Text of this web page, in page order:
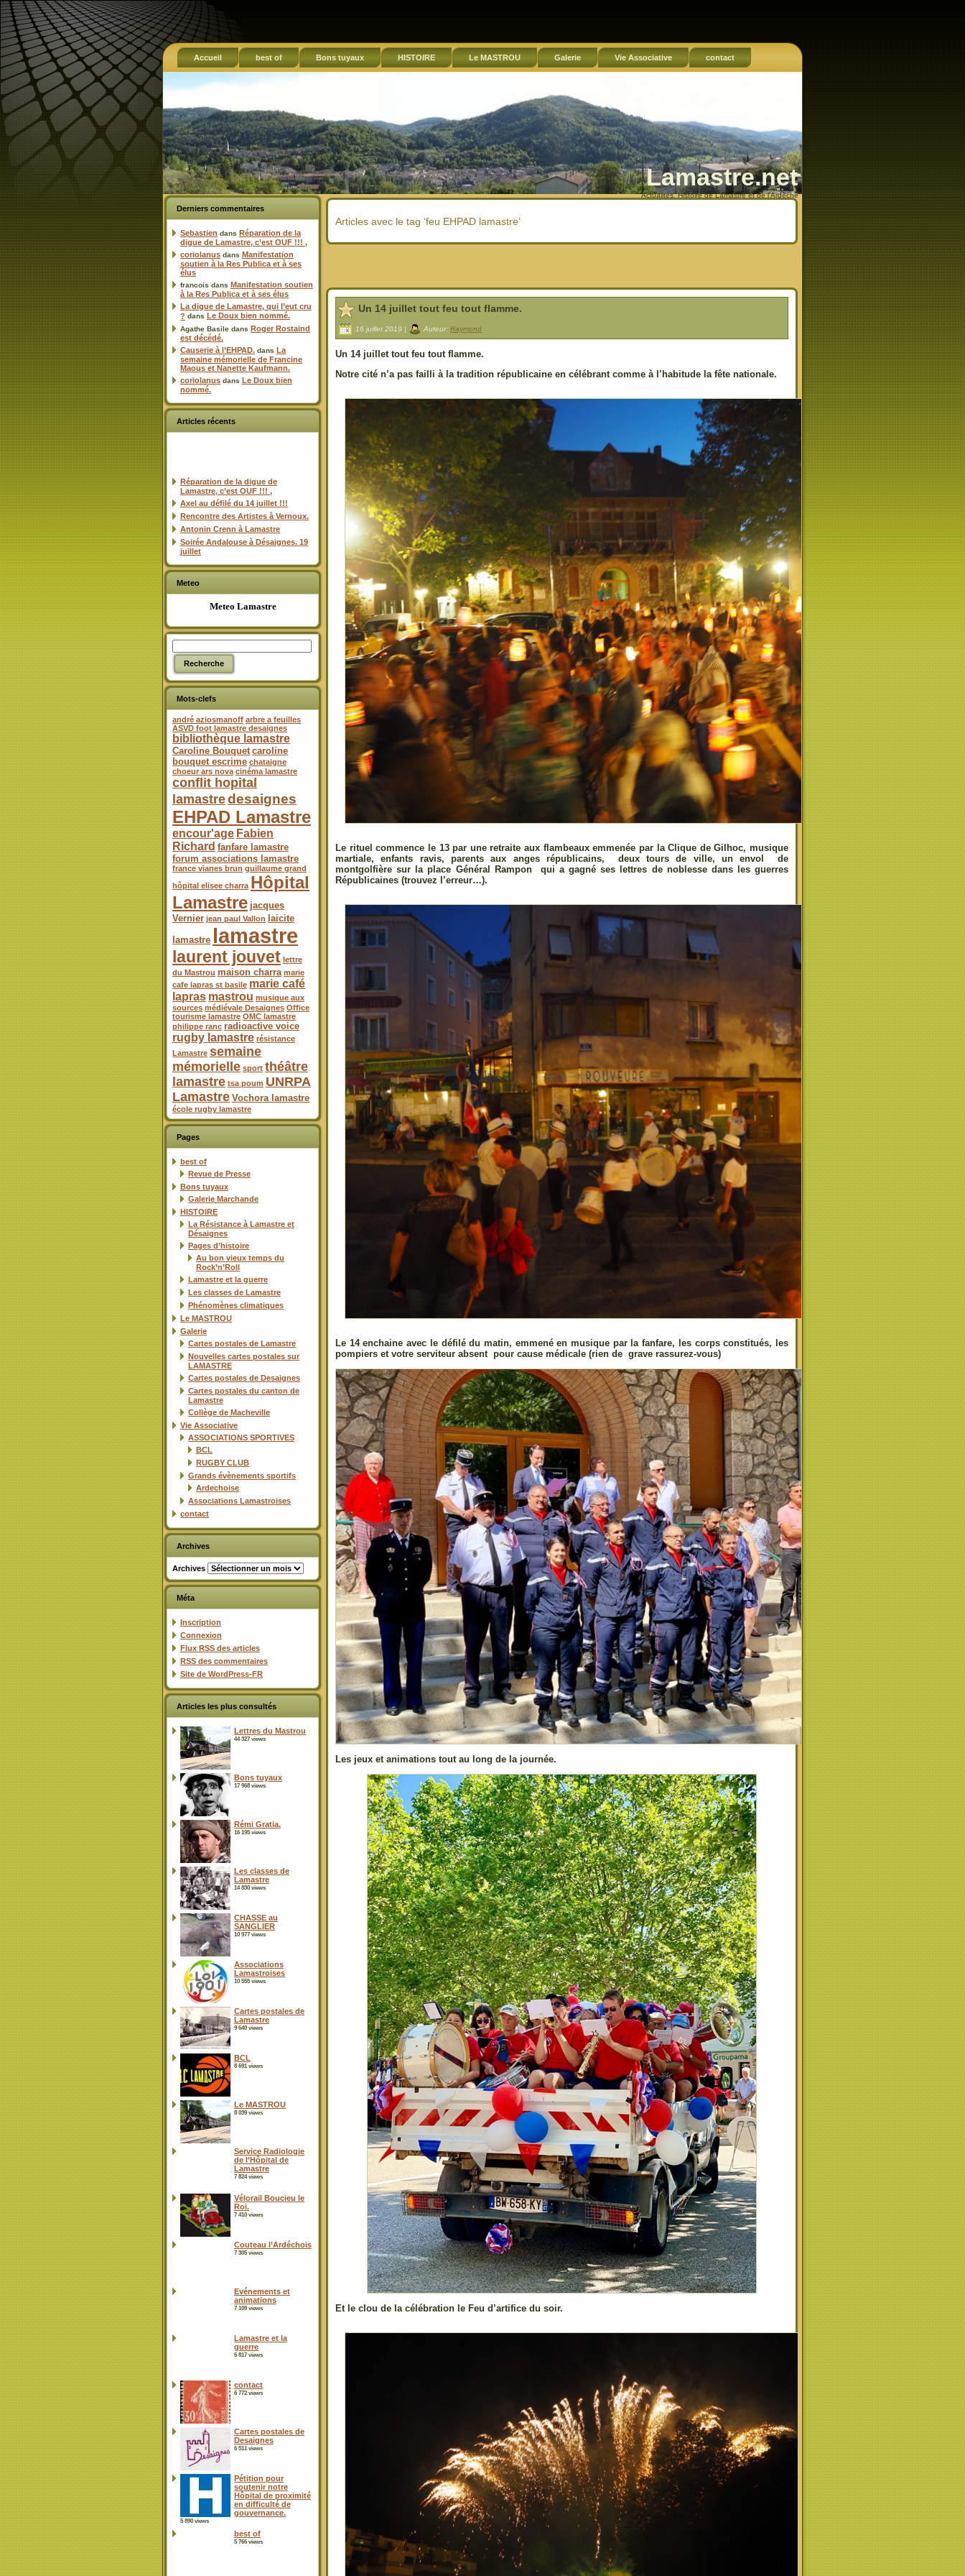
Accueil best of Bons tuyaux HISTOIRE Le MASTROU Galerie Vie Associative contact
Lamastre.net
Actualités, Histoire de Lamastre et de l'Ardèche
Derniers commentaires
Sebastien dans Réparation de la
digue de Lamastre, c’est OUF !!! ,
coriolanus dans Manifestation
soutien à la Res Publica et à ses
élus
francois dans Manifestation soutien
à la Res Publica et à ses élus
La digue de Lamastre, qui l’eut cru
? dans Le Doux bien nommé.
Agathe Basile dans Roger Rostaind
est décédé.
Causerie à l’EHPAD. dans La
semaine mémorielle de Francine
Maous et Nanette Kaufmann.
coriolanus dans Le Doux bien
nommé.
Articles récents
Réparation de la digue de
Lamastre, c’est OUF !!! ,
Axel au défilé du 14 juillet !!!
Rencontre des Artistes à Vernoux.
Antonin Crenn à Lamastre
Soirée Andalouse à Désaignes. 19
juillet
Meteo
Meteo Lamastre
Mots-clefs
andré aziosmanoff arbre a feuilles
ASVD foot lamastre desaignes
bibliothèque lamastre
Caroline Bouquet caroline
bouquet escrime chataigne
choeur ars nova cinéma lamastre
conflit hopital
lamastredesaignes
EHPAD Lamastre
encour'age Fabien
Richard fanfare lamastre
forum associations lamastre
france vianes brun guillaume grand
hôpital elisee charra Hôpital
Lamastre jacques
Vernier jean paul Vallon
laicite
lamastre lamastre
laurent jouvet lettre
du Mastrou maison charra marie
cafe lapras st basile marie café
lapras mastrou musique aux
sources médiévale Desaignes Office
tourisme lamastre OMC lamastre
philippe ranc radioactive voice
rugby lamastre résistance
Lamastre semaine
mémorielle sport théâtre
lamastre tsa poum UNRPA
Lamastre Vochora lamastre
école rugby lamastre
Pages
best of
Revue de Presse
Bons tuyaux
Galerie Marchande
HISTOIRE
La Résistance à Lamastre et
Désaignes
Pages d’histoire
Au bon vieux temps du
Rock’n’Roll
Lamastre et la guerre
Les classes de Lamastre
Phénomènes climatiques
Le MASTROU
Galerie
Cartes postales de Lamastre
Nouvelles cartes postales sur
LAMASTRE
Cartes postales de Desaignes
Cartes postales du canton de
Lamastre
Collège de Macheville
Vie Associative
ASSOCIATIONS SPORTIVES
BCL
RUGBY CLUB
Grands évènements sportifs
Ardechoise
Associations Lamastroises
contact
Archives
Archives
Méta
Inscription
Connexion
Flux RSS des articles
RSS des commentaires
Site de WordPress-FR
Articles les plus consultés
Lettres du Mastrou
44 327 views
Bons tuyaux
17 968 views
Rémi Gratia.
16 195 views
Les classes de
Lamastre
14 830 views
CHASSE au
SANGLIER
10 977 views
Associations
Lamastroises
10 555 views
Cartes postales de
Lamastre
9 640 views
BCL
8 691 views
Le MASTROU
8 039 views
Service Radiologie
de l’Hôpital de
Lamastre
7 824 views
Vélorail Boucieu le
Roi.
7 410 views
Couteau l’Ardéchois
7 305 views
Evénements et
animations
7 109 views
Lamastre et la
guerre
6 817 views
contact
6 772 views
Cartes postales de
Desaignes
6 511 views
Pétition pour
soutenir notre
Hôpital de proximité
en difficulté de
gouvernance.
5 890 views
best of
5 766 views
Articles avec le tag ‘feu EHPAD lamastre’
Un 14 juillet tout feu tout flamme.
16 juillet 2019 | Auteur: Raymond
Un 14 juillet tout feu tout flamme.
Notre cité n’a pas failli à la tradition républicaine en célébrant comme à l’habitude la fête nationale.
Le rituel commence le 13 par une retraite aux flambeaux emmenée par la Clique de Gilhoc, musique
martiale, enfants ravis, parents aux anges républicains, deux tours de ville, un envol de
montgolfière sur la place Général Rampon qui a gagné ses lettres de noblesse dans les guerres
Républicaines (trouvez l’erreur…).
Le 14 enchaine avec le défilé du matin, emmené en musique par la fanfare, les corps constitués, les
pompiers et votre serviteur absent pour cause médicale (rien de grave rassurez-vous)
Les jeux et animations tout au long de la journée.
Et le clou de la célébration le Feu d’artifice du soir.